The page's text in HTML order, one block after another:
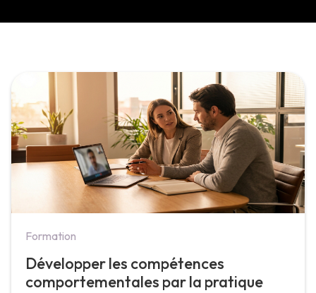
Formation
Développer les compétences
comportementales par la pratique